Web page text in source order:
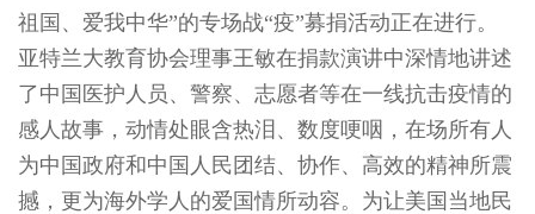
祖国、爱我中华”的专场战“疫”募捐活动正在进行。
亚特兰大教育协会理事王敏在捐款演讲中深情地讲述
了中国医护人员、警察、志愿者等在一线抗击疫情的
感人故事，动情处眼含热泪、数度哽咽，在场所有人
为中国政府和中国人民团结、协作、高效的精神所震
撼，更为海外学人的爱国情所动容。为让美国当地民